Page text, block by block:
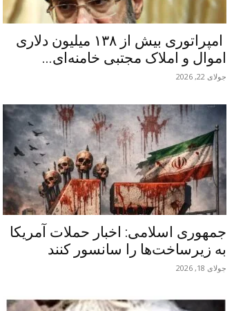
امپراتوری بیش از ۱۳۸ میلیون دلاری
اموال و املاک مجتبی خامنه‌ای...
جولای 22, 2026
جمهوری اسلامی: اخبار حملات آمریکا
به زیرساخت‌ها را سانسور کنند
جولای 18, 2026